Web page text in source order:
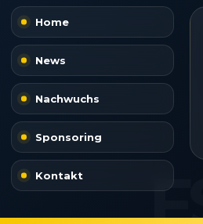
Home
News
Nachwuchs
Sponsoring
Kontakt